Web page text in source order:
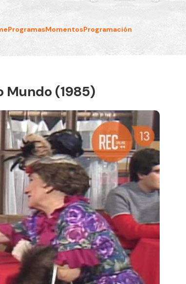
ProgramasMomentosProgramación
Mundo (1985)